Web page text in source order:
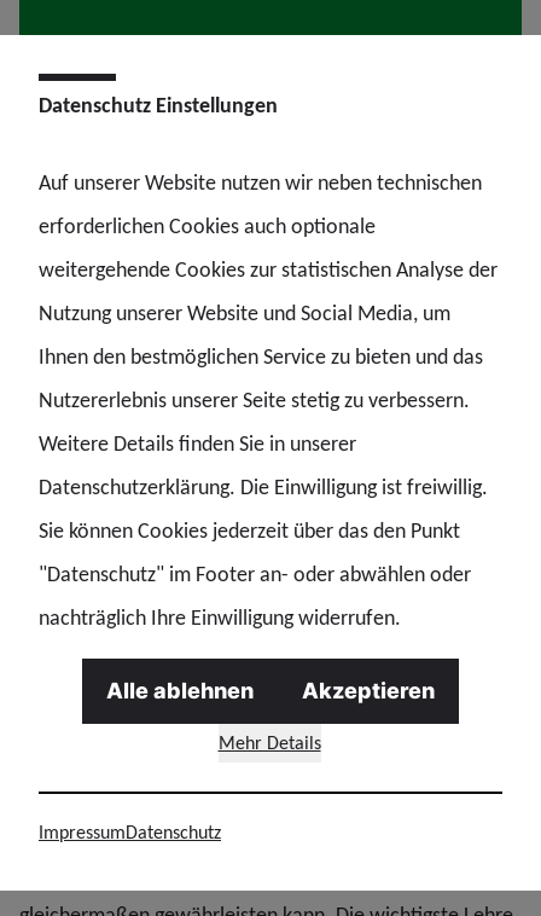
Trotz langer Dienstzeiten, kurzer Ruhezeiten und hoher
mehrtägiger Einsatzbelastung haben diese Polizistinnen
und Polizisten professionell dazu beigetragen, Sicherheit
zu gewährleisten und Grundrechte zu schützen.
„Professionalität, Besonnenheit und Neutralität haben
diesen Einsatz geprägt. Genau das erwarten die
Menschen von ihrer Polizei – und genau das haben wir
am Wochenende bewiesen“, erklärt Mandy Koch,
Landesvorsitzende der GdP Thüringen.
Der GdP Bundesvorsitzende Jochen Kopelke schließt sich
dieser Darstellung der GdP Thüringen an und ergänzt:
hochpolitischen und bundesweit beachteten
Datenschutz Einstellungen
Auf unserer Website nutzen wir neben technischen
erforderlichen Cookies auch optionale
weitergehende Cookies zur statistischen Analyse der
Nutzung unserer Website und Social Media, um
Ihnen den bestmöglichen Service zu bieten und das
Nutzererlebnis unserer Seite stetig zu verbessern.
Weitere Details finden Sie in unserer
Datenschutzerklärung. Die Einwilligung ist freiwillig.
Sie können Cookies jederzeit über das den Punkt
"Datenschutz" im Footer an- oder abwählen oder
nachträglich Ihre Einwilligung widerrufen.
Mehr Details
Alle ablehnen Akzeptieren
ImpressumDatenschutz